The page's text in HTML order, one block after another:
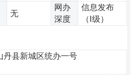
无
网办
深度
信息发布
（Ⅰ级）
丹县新城区统办一号